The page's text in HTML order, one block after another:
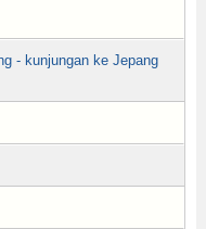
- kunjungan ke Jepang